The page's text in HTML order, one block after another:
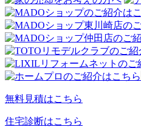
無料見積はこちら
住宅診断はこちら